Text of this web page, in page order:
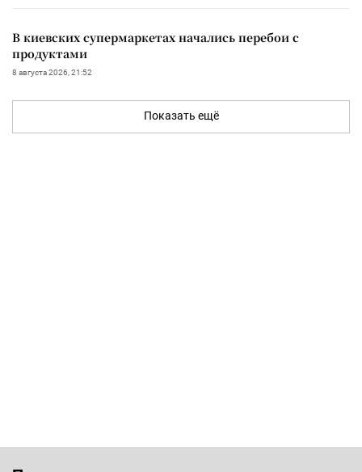
В киевских супермаркетах начались перебои с
продуктами
8 августа 2026, 21:52
Показать ещё